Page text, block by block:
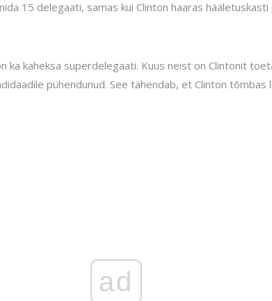
15 delegaati, samas kui Clinton haaras hääletuskasti
ka kaheksa superdelegaati. Kuus neist on Clintonit
pühendunud. See tähendab, et Clinton tõmbas
ad